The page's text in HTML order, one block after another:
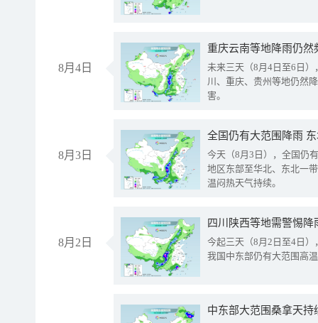
8月4日
重庆云南等地降雨仍然
未来三天（8月4日至6日
川、重庆、贵州等地仍然
害。
8月3日
全国仍有大范围降雨
今天（8月3日），全国仍
地区东部至华北、东北一
温闷热天气持续。
8月2日
今起三天（8月2日至4日
我国中东部仍有大范围高
中东部大范围桑拿天